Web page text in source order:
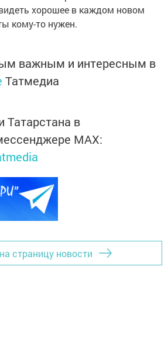
хорошее в каждом новом
кому-то ­нужен.
важным и интересным в
Татмедиа
Татарстана в
MАХ:
страницу новости